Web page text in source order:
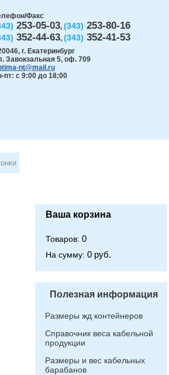
Факс
253-05-03, (343) 253-80-16
352-44-63, (343) 352-41-53
, г. Екатеринбург
Завокзальная 5, оф. 709
nt@mail.ru
пт: с 9:00 до 18:00
Ваша корзина
Товаров: 0
На сумму: 0 руб.
Полезная информация
Размеры жд контейнеров
Справочник веса кабельной
продукции
Размеры и вес кабельных
барабанов